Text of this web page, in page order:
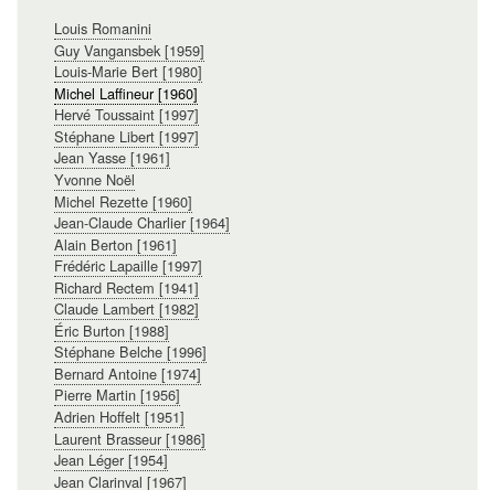
principale
Louis Romanini
Guy Vangansbek [1959]
Louis-Marie Bert [1980]
Michel Laffineur [1960]
Hervé Toussaint [1997]
Stéphane Libert [1997]
Jean Yasse [1961]
Yvonne Noël
Michel Rezette [1960]
Jean-Claude Charlier [1964]
Alain Berton [1961]
Frédéric Lapaille [1997]
Richard Rectem [1941]
Claude Lambert [1982]
Éric Burton [1988]
Stéphane Belche [1996]
Bernard Antoine [1974]
Pierre Martin [1956]
Adrien Hoffelt [1951]
Laurent Brasseur [1986]
Jean Léger [1954]
Jean Clarinval [1967]